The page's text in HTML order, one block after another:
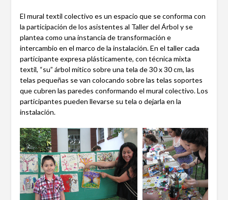
El mural textil colectivo es un espacio que se conforma con
la participación de los asistentes al Taller del Árbol y se
plantea como una instancia de transformación e
intercambio en el marco de la instalación. En el taller cada
participante expresa plásticamente, con técnica mixta
textil, “su” árbol mítico sobre una tela de 30 x 30 cm, las
telas pequeñas se van colocando sobre las telas soportes
que cubren las paredes conformando el mural colectivo. Los
participantes pueden llevarse su tela o dejarla en la
instalación.